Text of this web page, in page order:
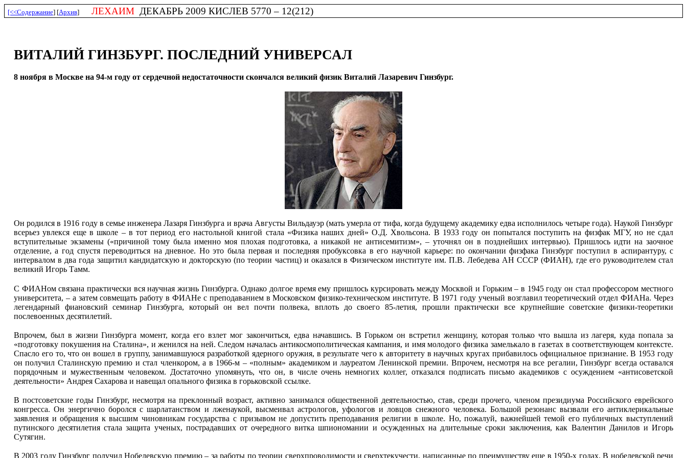
[<<Содержание] [Архив] ЛЕХАИМДЕКАБРЬ 2009 КИСЛЕВ 5770 – 12(212)
ВИТАЛИЙ ГИНЗБУРГ. ПОСЛЕДНИЙ УНИВЕРСАЛ
8 ноября в Москве на 94-м году от сердечной недостаточности скончался великий физик Виталий Лазаревич Гинзбург.
Он родился в 1916 году в семье инженера Лазаря Гинзбурга и врача Августы Вильдауэр (мать умерла от тифа, когда будущему академику едва исполнилось четыре года). Наукой Гинзбург
всерьез увлекся еще в школе – в тот период его настольной книгой стала «Физика наших дней» О.Д. Хвольсона. В 1933 году он попытался поступить на физфак МГУ, но не сдал
вступительные экзамены («причиной тому была именно моя плохая подготовка, а никакой не антисемитизм», – уточнял он в позднейших интервью). Пришлось идти на заочное
отделение, а год спустя переводиться на дневное. Но это была первая и последняя пробуксовка в его научной карьере: по окончании физфака Гинзбург поступил в аспирантуру, с
интервалом в два года защитил кандидатскую и докторскую (по теории частиц) и оказался в Физическом институте им. П.В. Лебедева АН СССР (ФИАН), где его руководителем стал
великий Игорь Тамм.
С ФИАНом связана практически вся научная жизнь Гинзбурга. Однако долгое время ему пришлось курсировать между Москвой и Горьким – в 1945 году он стал профессором местного
университета, – а затем совмещать работу в ФИАНе с преподаванием в Московском физико-техническом институте. В 1971 году ученый возглавил теоретический отдел ФИАНа. Через
легендарный фиановский семинар Гинзбурга, который он вел почти полвека, вплоть до своего 85-летия, прошли практически все крупнейшие советские физики-теоретики
послевоенных десятилетий.
Впрочем, был в жизни Гинзбурга момент, когда его взлет мог закончиться, едва начавшись. В Горьком он встретил женщину, которая только что вышла из лагеря, куда попала за
«подготовку покушения на Сталина», и женился на ней. Следом началась антикосмополитическая кампания, и имя молодого физика замелькало в газетах в соответствующем контексте.
Спасло его то, что он вошел в группу, занимавшуюся разработкой ядерного оружия, в результате чего к авторитету в научных кругах прибавилось официальное признание. В 1953 году
он получил Сталинскую премию и стал членкором, а в 1966-м – «полным» академиком и лауреатом Ленинской премии. Впрочем, несмотря на все регалии, Гинзбург всегда оставался
порядочным и мужественным человеком. Достаточно упомянуть, что он, в числе очень немногих коллег, отказался подписать письмо академиков с осуждением «антисоветской
деятельности» Андрея Сахарова и навещал опального физика в горьковской ссылке.
В постсоветские годы Гинзбург, несмотря на преклонный возраст, активно занимался общественной деятельностью, став, среди прочего, членом президиума Российского еврейского
конгресса. Он энергично боролся с шарлатанством и лженаукой, высмеивал астрологов, уфологов и ловцов снежного человека. Большой резонанс вызвали его антиклерикальные
заявления и обращения к высшим чиновникам государства с призывом не допустить преподавания религии в школе. Но, пожалуй, важнейшей темой его публичных выступлений
путинского десятилетия стала защита ученых, пострадавших от очередного витка шпиономании и осужденных на длительные сроки заключения, как Валентин Данилов и Игорь
Сутягин.
В 2003 году Гинзбург получил Нобелевскую премию – за работы по теории сверхпроводимости и сверхтекучести, написанные по преимуществу еще в 1950-х годах. В нобелевской речи